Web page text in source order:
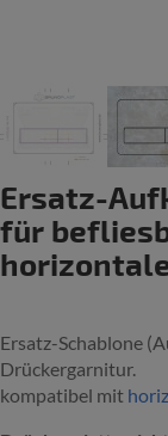
Ersatz-
für
Ersatz-Schablone
Drückergarnitur.
kompatibel mit